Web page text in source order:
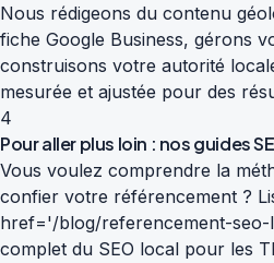
Nous rédigeons du contenu
fiche Google Business, gérons
construisons votre autorité
mesurée et ajustée pour des
4
Pour aller plus loin : nos guides
Vous voulez comprendre la
confier votre référencement ?
href='/blog/referencement-seo-
complet du SEO local pour les